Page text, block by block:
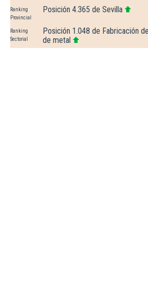
Ranking
Provincial
Posición 4.365 de Sevilla
Ranking
Sectorial
Posición 1.048 de Fabricación
de metal